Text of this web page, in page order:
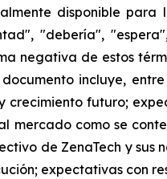
disponible
"debería",
negativa de estos
incluye,
crecimiento futuro;
como se
de ZenaTech y
expectativas con